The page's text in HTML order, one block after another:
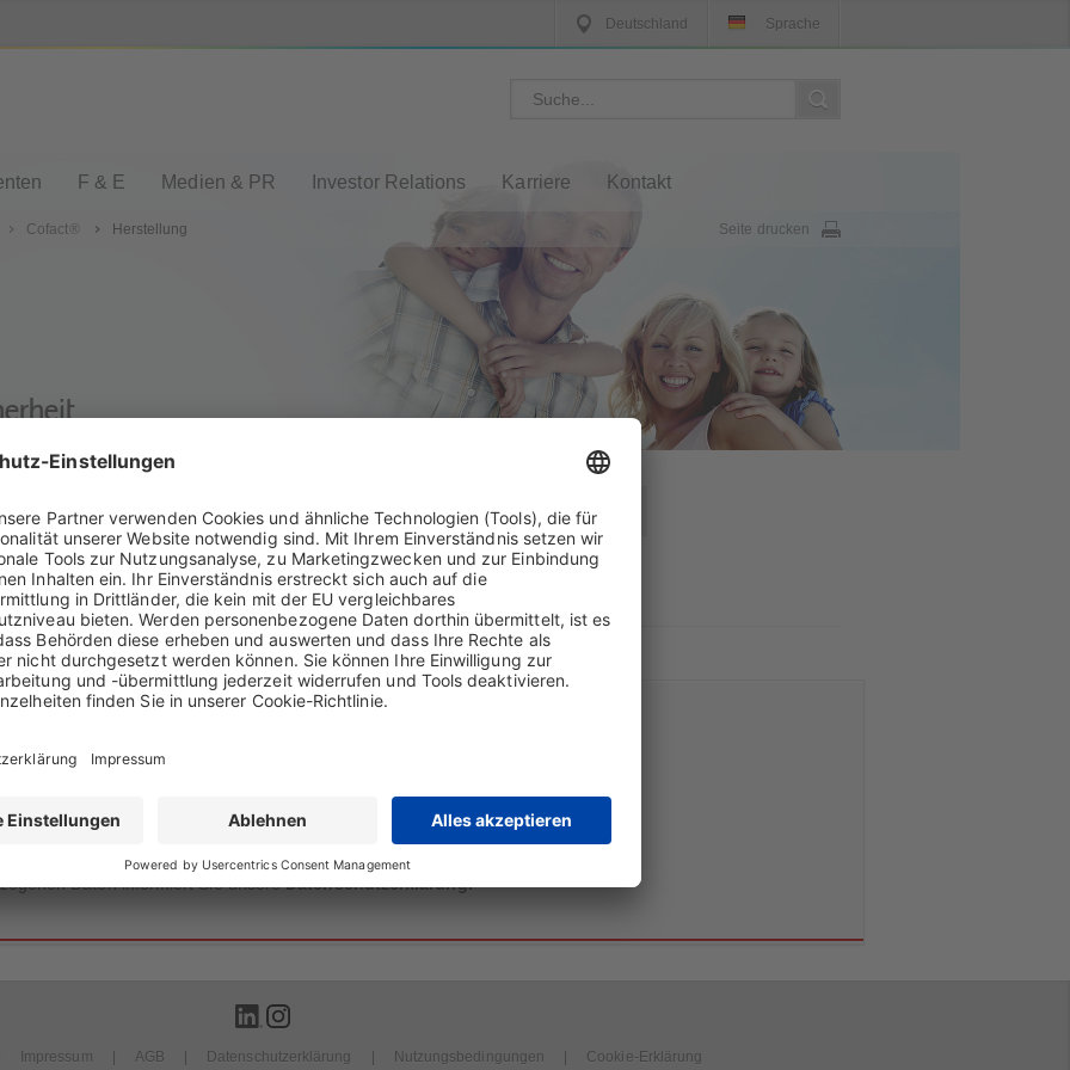
Deutschland Sprache
Anwendungsgebiete Produkt-FAQ Kontakt
F & E Medien & PR Investor Relations Karriere Kontakt
Cofact® Herstellung Seite drucken
DocCheck Login
Daten informiert Sie unsereDatenschutzerklärung.
Impressum AGB Datenschutzerklärung Nutzungsbedingungen Cookie-Erklärung